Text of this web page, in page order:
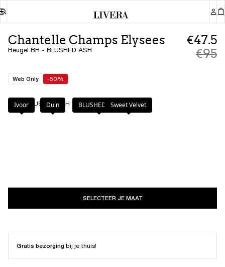
Chantelle Champs Elysees
Beugel BH - BLUSHED ASH
€47.5
€95
Web Only -50%
Kleur:BLUSHED ASH
Ivoor Duin BLUSHED ASHSweet Velvet
SELECTEER JE MAAT
Gratis bezorgingbij je thuis!